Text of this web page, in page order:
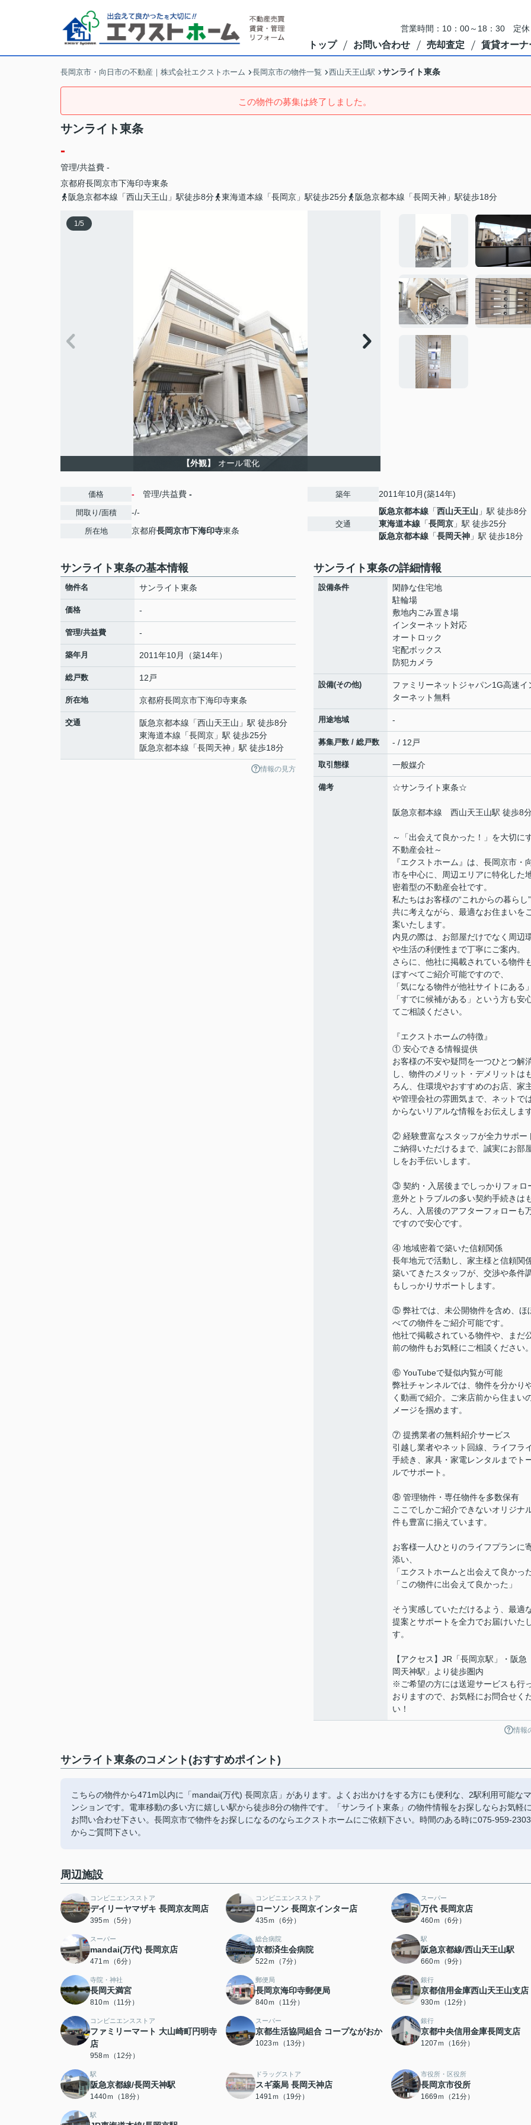
営業時間：10：00～18：30 定
トップ お問い合わせ 売却査定 賃貸オーナ
長岡京市・向日市の不動産｜株式会社エクストホーム 長岡京市の物件一覧 西山天王山駅 サンライト東条
この物件の募集は終了しました。
サンライト東条
-
管理/共益費 -
京都府長岡京市下海印寺東条
阪急京都本線「西山天王山」駅徒歩8分
東海道本線「長岡京」駅徒歩25分 阪急京都本線「長岡天神」駅徒歩18分
1/5
【外観】 オール電化
価格 - 管理/共益費 -
間取り/面積 -/-
所在地 京都府長岡京市下海印寺東条
築年 2011年10月(築14年)
交通
阪急京都本線 「西山天王山 」駅 徒歩8分
東海道本線 「長岡京 」駅 徒歩25分
阪急京都本線 「長岡天神 」駅 徒歩18分
サンライト東条の基本情報
物件名 サンライト東条
価格 -
管理/共益費 -
築年月 2011年10月（築14年）
総戸数 12戸
所在地 京都府長岡京市下海印寺東条
交通 阪急京都本線 「西山天王山 」駅 徒歩8分
東海道本線 「長岡京 」駅 徒歩25分
阪急京都本線 「長岡天神 」駅 徒歩18分
情報の見方
サンライト東条の詳細情報
設備条件
閑静な住宅地
駐輪場
敷地内ごみ置き場
インターネット対応
オートロック
宅配ボックス
防犯カメラ
設備(その他)
ファミリーネットジャパン1G高速イ
ターネット無料
用途地域 -
募集戸数 / 総戸数 - / 12戸
取引態様 一般媒介
備考 ☆サンライト東条☆
阪急京都本線 西山天王山駅 徒歩8
～「出会えて良かった！」を大切に
不動産会社～
『エクストホーム』は、長岡京市・
市を中心に、周辺エリアに特化した
密着型の不動産会社です。
私たちはお客様の“これからの暮らし
共に考えながら、最適なお住まいを
案いたします。
内見の際は、お部屋だけでなく周辺
や生活の利便性まで丁寧にご案内。
さらに、他社に掲載されている物件
ぼすべてご紹介可能ですので、
「気になる物件が他社サイトにある
「すでに候補がある」という方も安
てご相談ください。
『エクストホームの特徴』
① 安心できる情報提供
お客様の不安や疑問を一つひとつ解
し、物件のメリット・デメリットは
ろん、住環境やおすすめのお店、家
や管理会社の雰囲気まで、ネットで
からないリアルな情報をお伝えしま
② 経験豊富なスタッフが全力サポー
ご納得いただけるまで、誠実にお部
しをお手伝いします。
③ 契約・入居後までしっかりフォロ
意外とトラブルの多い契約手続きは
ろん、入居後のアフターフォローも
ですので安心です。
④ 地域密着で築いた信頼関係
長年地元で活動し、家主様と信頼関
築いてきたスタッフが、交渉や条件
もしっかりサポートします。
⑤ 弊社では、未公開物件を含め、ほ
べての物件をご紹介可能です。
他社で掲載されている物件や、まだ
前の物件もお気軽にご相談ください
⑥ YouTubeで疑似内覧が可能
弊社チャンネルでは、物件を分かり
く動画で紹介。ご来店前から住まい
メージを掴めます。
⑦ 提携業者の無料紹介サービス
引越し業者やネット回線、ライフラ
手続き、家具・家電レンタルまでト
ルでサポート。
⑧ 管理物件・専任物件を多数保有
ここでしかご紹介できないオリジナ
件も豊富に揃えています。
お客様一人ひとりのライフプランに
添い、
「エクストホームと出会えて良かっ
「この物件に出会えて良かった」
そう実感していただけるよう、最適
提案とサポートを全力でお届けいた
す。
【アクセス】JR「長岡京駅」・阪急
岡天神駅」より徒歩圏内
※ご希望の方には送迎サービスも行
おりますので、お気軽にお問合せく
い！
情報
サンライト東条のコメント(おすすめポイント)
こちらの物件から471m以内に「mandai(万代) 長岡京店」があります。よくお出かけをする方にも便利な、2駅利用可能なマ
ンションです。電車移動の多い方に嬉しい駅から徒歩8分の物件です。「サンライト東条」の物件情報をお探しならお気軽
お問い合わせ下さい。長岡京市で物件をお探しになるのならエクストホームにご依頼下さい。時間のある時に075-959-2303
からご質問下さい。
周辺施設
コンビニエンスストア
デイリーヤマザキ 長岡京友岡店
395ｍ（5分）
コンビニエンスストア
ローソン 長岡京インター店
435ｍ（6分）
スーパー
万代 長岡京店
460ｍ（6分）
スーパー
mandai(万代) 長岡京店
471ｍ（6分）
総合病院
京都済生会病院
522ｍ（7分）
駅
阪急京都線/西山天王山駅
660ｍ（9分）
寺院・神社
長岡天満宮
810ｍ（11分）
郵便局
長岡京海印寺郵便局
840ｍ（11分）
銀行
京都信用金庫西山天王山支店
930ｍ（12分）
コンビニエンスストア
ファミリーマート 大山崎町円明寺
店
958ｍ（12分）
スーパー
京都生活協同組合 コープながおか
1023ｍ（13分）
銀行
京都中央信用金庫長岡支店
1207ｍ（16分）
駅
阪急京都線/長岡天神駅
1440ｍ（18分）
ドラッグストア
スギ薬局 長岡天神店
1491ｍ（19分）
市役所・区役所
長岡京市役所
1669ｍ（21分）
駅